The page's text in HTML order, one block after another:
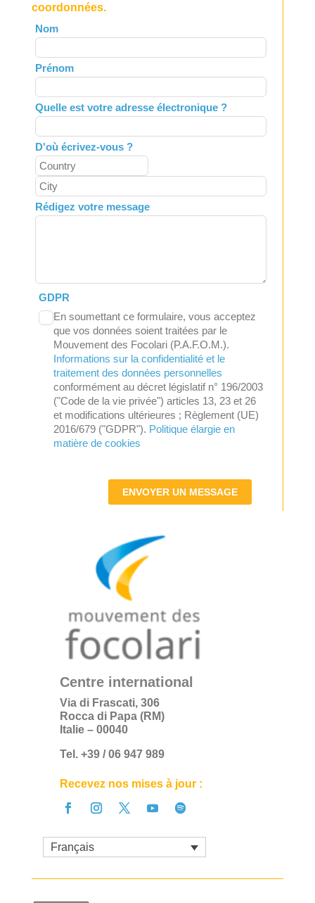
coordonnées.
Leave
this
field
blank
Nom
Prénom
Quelle est votre adresse électronique ?
D'où écrivez-vous ?
Rédigez votre message
GDPR
En soumettant ce formulaire, vous acceptez
que vos données soient traitées par le
Mouvement des Focolari (P.A.F.O.M.).
Informations sur la confidentialité et le
traitement des données personnelles
conformément au décret législatif n° 196/2003
("Code de la vie privée") articles 13, 23 et 26
et modifications ultérieures ; Règlement (UE)
2016/679 ("GDPR"). Politique élargie en
matière de cookies
ENVOYER UN MESSAGE
Centre international
Via di Frascati, 306
Rocca di Papa (RM)
Italie – 00040
Tel. +39 / 06 947 989
Recevez nos mises à jour :
Français